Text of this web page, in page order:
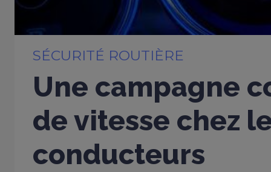
SÉCURITÉ ROUTIÈRE
Une campagne
de vitesse chez
conducteurs